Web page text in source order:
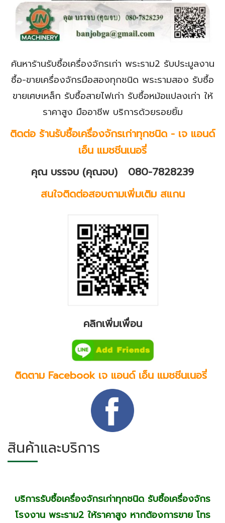
ค้นหาร้านรับซื้อเครื่องจักรเก่า พระราม2 รับประมูลงาน
ซื้อ-ขายเครื่องจักรมือสองทุกชนิด พระรามสอง รับซื้อ
ขายเศษเหล็ก รับซื้อสายไฟเก่า รับซื้อหม้อแปลงเก่า ให้
ราคาสูง มืออาชีพ บริการด้วยรอยยิ้ม
ติดต่อ ร้านรับซื้อเครื่องจักรเก่าทุกชนิด - เจ แอนด์
เอ็น แมชชีนเนอรี่
คุณ บรรจบ (คุณจบ) 080-7828239
สนใจติดต่อสอบถามเพิ่มเติม สแกน
คลิกเพิ่มเพื่อน
ติดตาม Facebook เจ แอนด์ เอ็น แมชชีนเนอรี่
สินค้าและบริการ
บริการรับซื้อเครื่องจักรเก่าทุกชนิด รับซื้อเครื่องจักร
โรงงาน พระราม2 ให้ราคาสูง หากต้องการขาย โทร